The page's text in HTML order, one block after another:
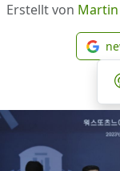
Erstellt von